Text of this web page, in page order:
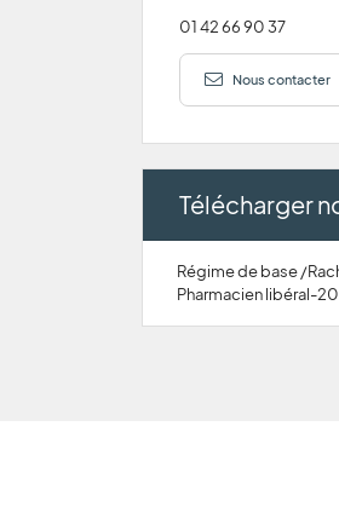
01 42 66 90 37
Nous contacter
Télécharger
Régime de base /
Pharmacien libéral-